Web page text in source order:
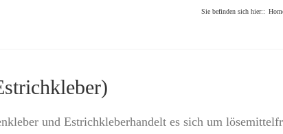
Sie befinden sich hier::
und Estrichkleberhandelt es sich um